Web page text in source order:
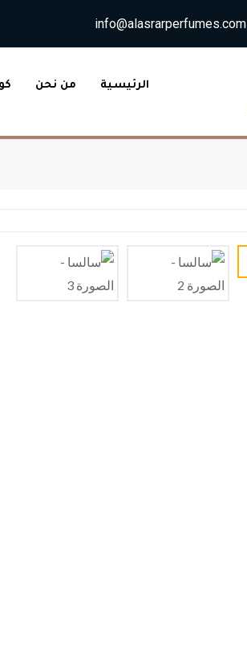
info@alasrarperfumes.com
الرئيسية من نحن